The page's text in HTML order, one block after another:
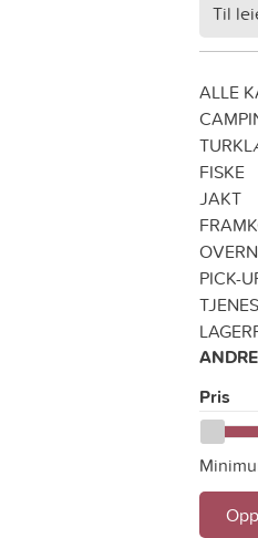
Til
ALLE
FISKE
JAKT
PICK-
Pris